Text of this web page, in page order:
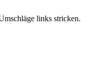
links stricken.